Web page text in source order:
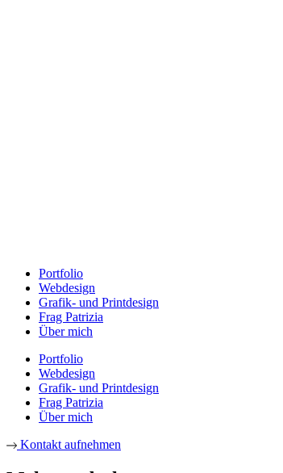
Portfolio
Webdesign
Grafik- und Printdesign
Frag Patrizia
Über mich
Portfolio
Webdesign
Grafik- und Printdesign
Frag Patrizia
Über mich
Kontakt aufnehmen